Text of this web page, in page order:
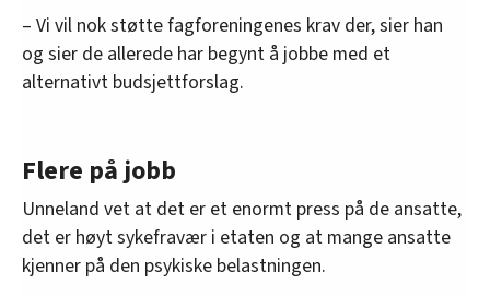
– Vi vil nok støtte fagforeningenes krav der, sier han
og sier de allerede har begynt å jobbe med et
alternativt budsjettforslag.
Flere på jobb
Unneland vet at det er et enormt press på de ansatte,
det er høyt sykefravær i etaten og at mange ansatte
kjenner på den psykiske belastningen.